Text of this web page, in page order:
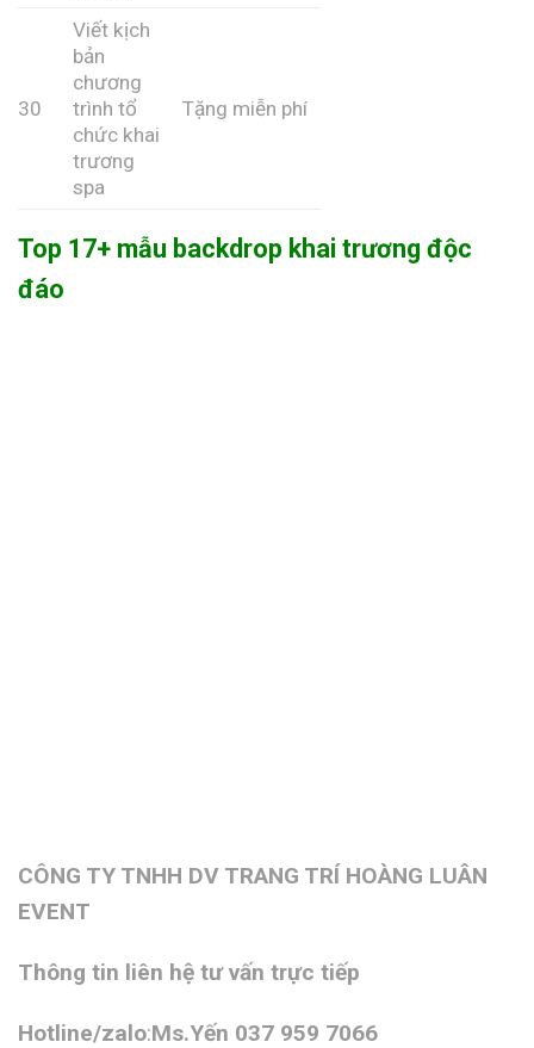
30
Viết kịch
bản
chương
trình tổ
chức khai
trương
spa
Tặng miễn phí
Top 17+ mẫu backdrop khai trương độc
đáo
CÔNG TY TNHH DV TRANG TRÍ HOÀNG LUÂN
EVENT
Thông tin liên hệ tư vấn trực tiếp
Hotline/zalo:Ms.Yến 037 959 7066